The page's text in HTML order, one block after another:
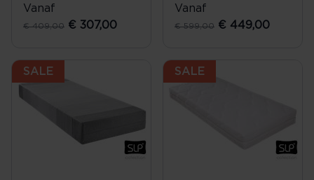
Vanaf
€ 409,00 € 307,00
Vanaf
€ 599,00 € 449,00
SALE SALE